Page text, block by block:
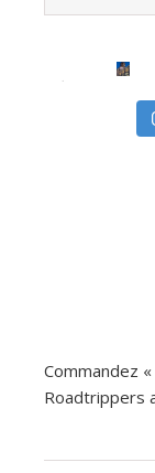
Commandez
Roadtrippers